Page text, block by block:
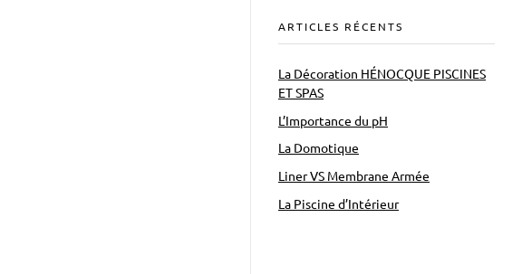
ARTICLES RÉCENTS
La Décoration HÉNOCQUE PISCINES
ET SPAS
L’Importance du pH
La Domotique
Liner VS Membrane Armée
La Piscine d’Intérieur